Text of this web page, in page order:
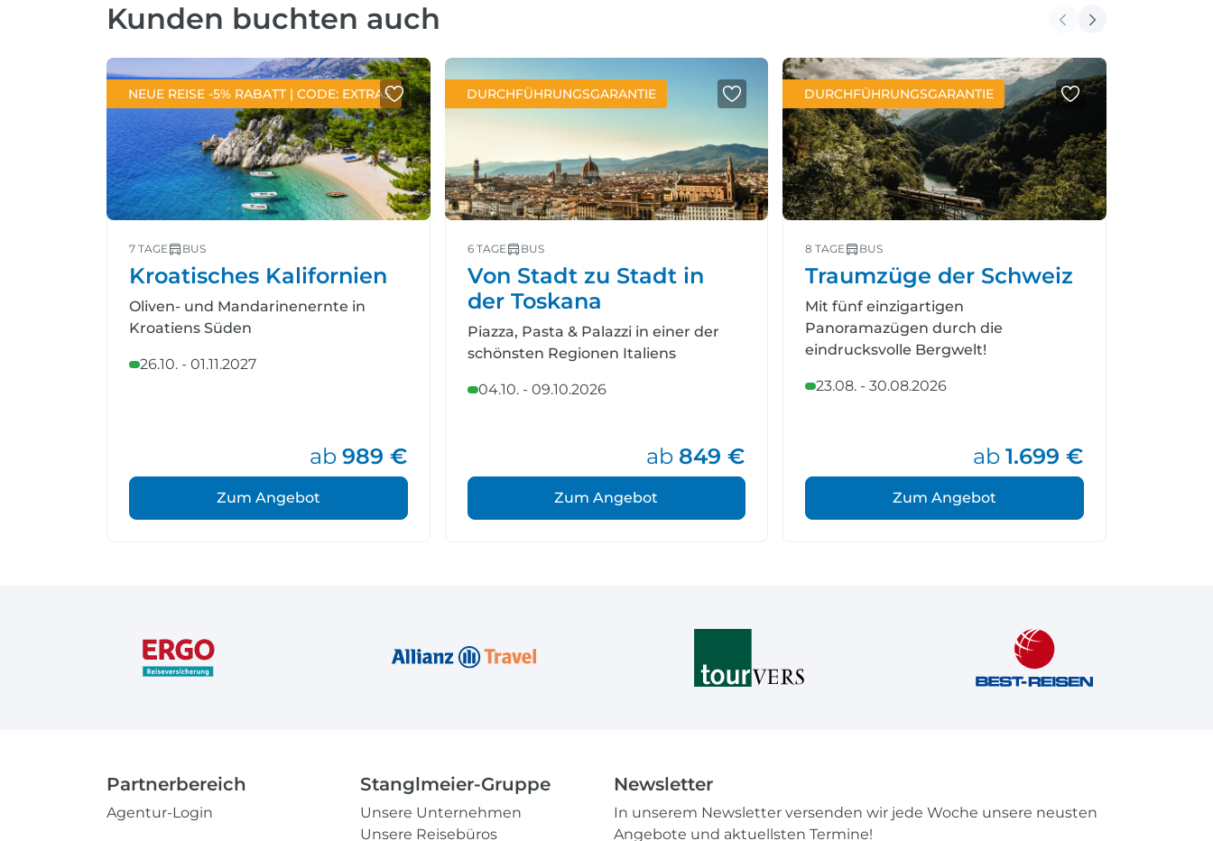
Kunden buchten auch
NEUE REISE -5% RABATT | CODE: EXTRA5
7 TAGE BUS
Kroatisches Kalifornien
Oliven- und Mandarinenernte in
Kroatiens Süden
26.10. - 01.11.2027
ab 989 €
Zum Angebot
DURCHFÜHRUNGSGARANTIE
6 TAGE BUS
Von Stadt zu Stadt in
der Toskana
Piazza, Pasta & Palazzi in einer der
schönsten Regionen Italiens
04.10. - 09.10.2026
ab 849 €
Zum Angebot
DURCHFÜHRUNGSGARANTIE
8 TAGE BUS
Traumzüge der Schweiz
Mit fünf einzigartigen
Panoramazügen durch die
eindrucksvolle Bergwelt!
23.08. - 30.08.2026
ab 1.699 €
Zum Angebot
Partnerbereich
Agentur-Login
Stanglmeier-Gruppe
Unsere Unternehmen
Unsere Reisebüros
Newsletter
In unserem Newsletter versenden wir jede Woche unsere neusten
Angebote und aktuellsten Termine!